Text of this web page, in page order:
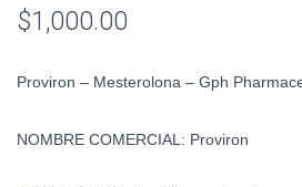
$1,000.00
Proviron – Mesterolona – Gph
NOMBRE COMERCIAL: Proviron